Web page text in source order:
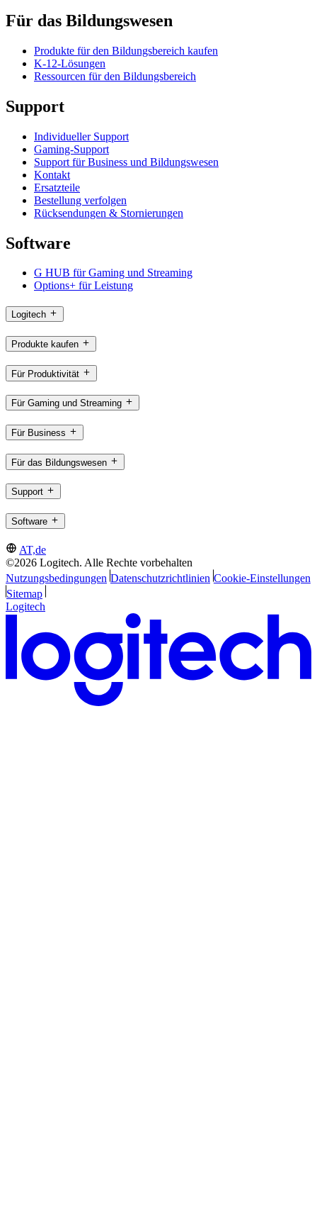
Für das Bildungswesen
Produkte für den Bildungsbereich kaufen
K-12-Lösungen
Ressourcen für den Bildungsbereich
Support
Individueller Support
Gaming-Support
Support für Business und Bildungswesen
Kontakt
Ersatzteile
Bestellung verfolgen
Rücksendungen & Stornierungen
Software
G HUB für Gaming und Streaming
Options+ für Leistung
Logitech
Produkte kaufen
Für Produktivität
Für Gaming und Streaming
Für Business
Für das Bildungswesen
Support
Software
AT,de
©2026 Logitech. Alle Rechte vorbehalten
Nutzungsbedingungen Datenschutzrichtlinien Cookie-Einstellungen
Sitemap
Logitech